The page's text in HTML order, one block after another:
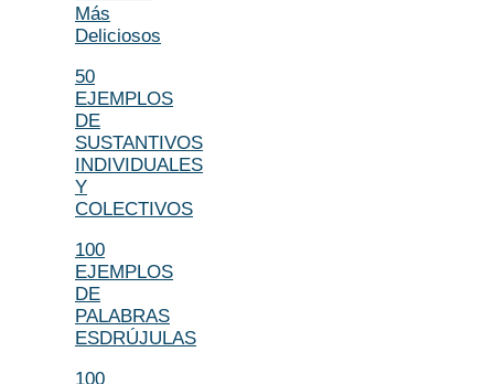
Más
Deliciosos
50
EJEMPLOS
DE
SUSTANTIVOS
INDIVIDUALES
Y
COLECTIVOS
100
EJEMPLOS
DE
PALABRAS
ESDRÚJULAS
100